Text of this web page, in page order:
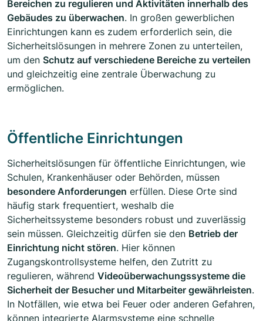
Bereichen zu regulieren und Aktivitäten innerhalb des
Gebäudes zu überwachen. In großen gewerblichen
Einrichtungen kann es zudem erforderlich sein, die
Sicherheitslösungen in mehrere Zonen zu unterteilen,
um den Schutz auf verschiedene Bereiche zu verteilen
und gleichzeitig eine zentrale Überwachung zu
ermöglichen.
Öffentliche Einrichtungen
Sicherheitslösungen für öffentliche Einrichtungen, wie
Schulen, Krankenhäuser oder Behörden, müssen
besondere Anforderungen erfüllen. Diese Orte sind
häufig stark frequentiert, weshalb die
Sicherheitssysteme besonders robust und zuverlässig
sein müssen. Gleichzeitig dürfen sie den Betrieb der
Einrichtung nicht stören. Hier können
Zugangskontrollsysteme helfen, den Zutritt zu
regulieren, während Videoüberwachungssysteme die
Sicherheit der Besucher und Mitarbeiter gewährleisten.
In Notfällen, wie etwa bei Feuer oder anderen Gefahren,
können integrierte Alarmsysteme eine schnelle